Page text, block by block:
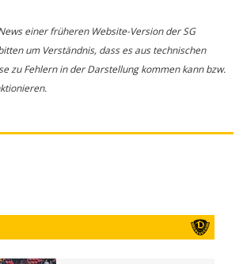
einer früheren Website-Version der SG
um Verständnis, dass es aus technischen
zu Fehlern in der Darstellung kommen kann bzw.